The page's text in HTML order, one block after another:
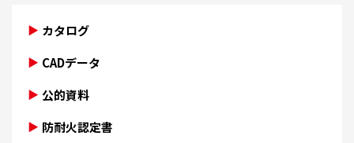
カタログ
CADデータ
公的資料
防耐火認定書